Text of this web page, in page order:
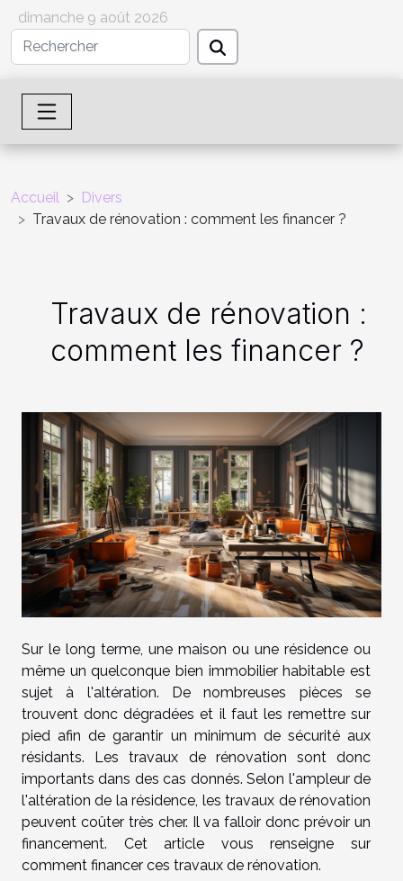
dimanche 9 août 2026
Accueil
Divers
Travaux de rénovation : comment les financer ?
Travaux de rénovation :
comment les financer ?
Sur le long terme, une maison ou une résidence ou
même un quelconque bien immobilier habitable est
sujet à l'altération. De nombreuses pièces se
trouvent donc dégradées et il faut les remettre sur
pied afin de garantir un minimum de sécurité aux
résidants. Les travaux de rénovation sont donc
importants dans des cas donnés. Selon l'ampleur de
l'altération de la résidence, les travaux de rénovation
peuvent coûter très cher. Il va falloir donc prévoir un
financement. Cet article vous renseigne sur
comment financer ces travaux de rénovation.